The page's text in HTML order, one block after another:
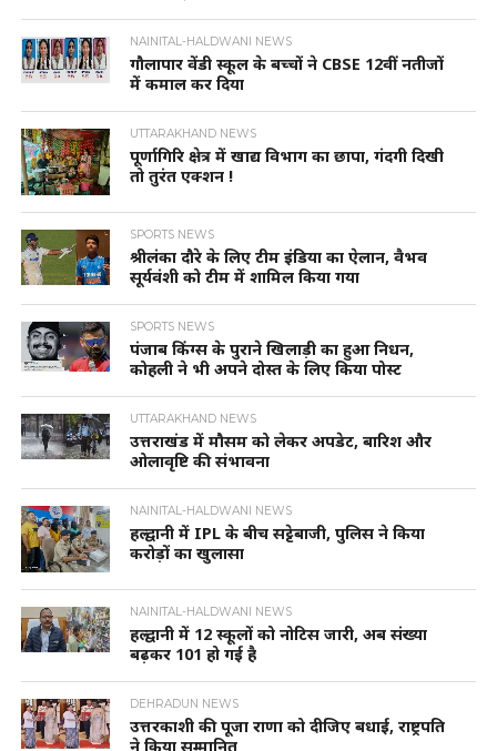
NAINITAL-HALDWANI NEWS
गौलापार वेंडी स्कूल के बच्चों ने CBSE 12वीं नतीजों
में कमाल कर दिया
UTTARAKHAND NEWS
पूर्णागिरि क्षेत्र में खाद्य विभाग का छापा, गंदगी दिखी
तो तुरंत एक्शन !
SPORTS NEWS
श्रीलंका दौरे के लिए टीम इंडिया का ऐलान, वैभव
सूर्यवंशी को टीम में शामिल किया गया
SPORTS NEWS
पंजाब किंग्स के पुराने खिलाड़ी का हुआ निधन,
कोहली ने भी अपने दोस्त के लिए किया पोस्ट
UTTARAKHAND NEWS
उत्तराखंड में मौसम को लेकर अपडेट, बारिश और
ओलावृष्टि की संभावना
NAINITAL-HALDWANI NEWS
हल्द्वानी में IPL के बीच सट्टेबाजी, पुलिस ने किया
करोड़ों का खुलासा
NAINITAL-HALDWANI NEWS
हल्द्वानी में 12 स्कूलों को नोटिस जारी, अब संख्या
बढ़कर 101 हो गई है
DEHRADUN NEWS
उत्तरकाशी की पूजा राणा को दीजिए बधाई, राष्ट्रपति
ने किया सम्मानित